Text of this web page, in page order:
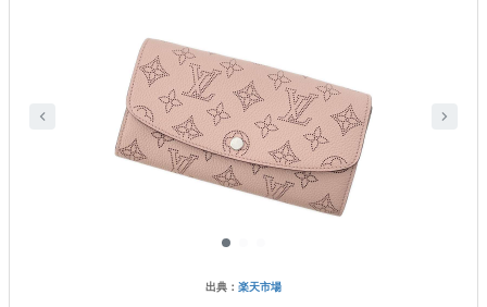
出典： 楽天市場